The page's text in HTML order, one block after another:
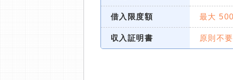
借入限度額 最大
収入証明書 原則不要